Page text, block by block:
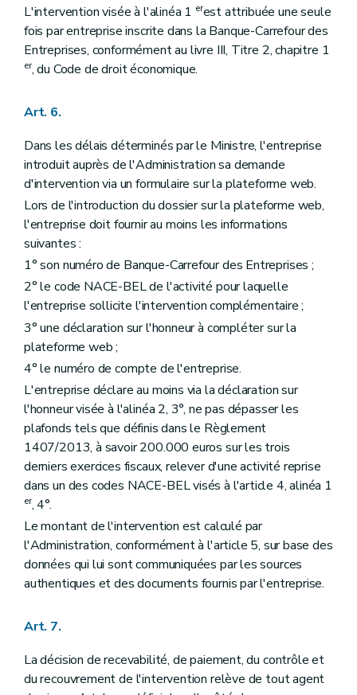
L'intervention visée à l'alinéa 1 erest attribuée une seule
fois par entreprise inscrite dans la Banque-Carrefour des
Entreprises, conformément au livre III, Titre 2, chapitre 1
er, du Code de droit économique.
Art. 6.
Dans les délais déterminés par le Ministre, l'entreprise
introduit auprès de l'Administration sa demande
d'intervention via un formulaire sur la plateforme web.
Lors de l'introduction du dossier sur la plateforme web,
l'entreprise doit fournir au moins les informations
suivantes :
1° son numéro de Banque-Carrefour des Entreprises ;
2° le code NACE-BEL de l'activité pour laquelle
l'entreprise sollicite l'intervention complémentaire ;
3° une déclaration sur l'honneur à compléter sur la
plateforme web ;
4° le numéro de compte de l'entreprise.
L'entreprise déclare au moins via la déclaration sur
l'honneur visée à l'alinéa 2, 3°, ne pas dépasser les
plafonds tels que définis dans le Règlement
1407/2013, à savoir 200.000 euros sur les trois
derniers exercices fiscaux, relever d'une activité reprise
dans un des codes NACE-BEL visés à l'article 4, alinéa 1
er, 4°.
Le montant de l'intervention est calculé par
l'Administration, conformément à l'article 5, sur base des
données qui lui sont communiquées par les sources
authentiques et des documents fournis par l'entreprise.
Art. 7.
La décision de recevabilité, de paiement, du contrôle et
du recouvrement de l'intervention relève de tout agent